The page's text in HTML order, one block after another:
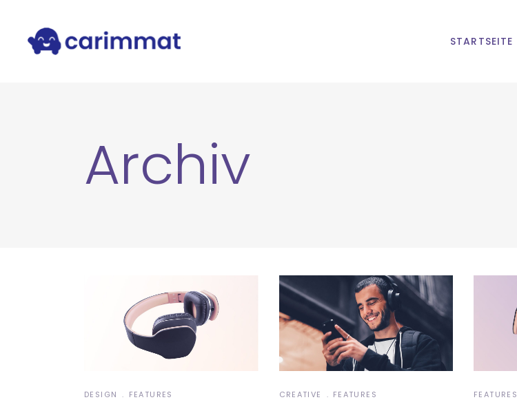
STARTSEITE
Archiv
DESIGN FEATURES CREATIVE FEATURES FEATURES